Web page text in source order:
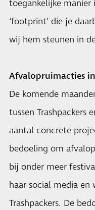
toegankelijke
‘footprint’ die je
wij hem steunen in
Afvalopruimacties
De komende
tussen Trashpackers
aantal concrete
bedoeling om
bij onder meer
haar social media en
Trashpackers. De